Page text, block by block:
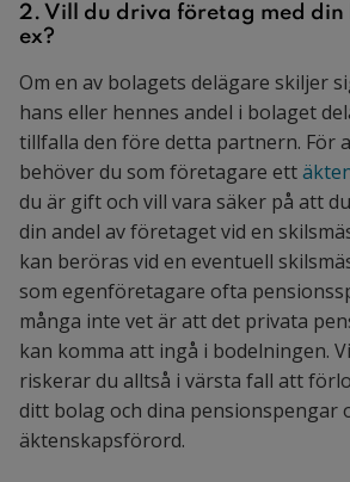
2. Vill du driva företag med din
ex?
Om en av bolagets delägare skiljer
hans eller hennes andel i bolaget
tillfalla den före detta partnern. För
behöver du som företagare ett
du är gift och vill vara säker på att
din andel av företaget vid en
kan beröras vid en eventuell
som egenföretagare ofta
många inte vet är att det privata
kan komma att ingå i bodelningen.
riskerar du alltså i värsta fall att
ditt bolag och dina pensionspengar
äktenskapsförord.